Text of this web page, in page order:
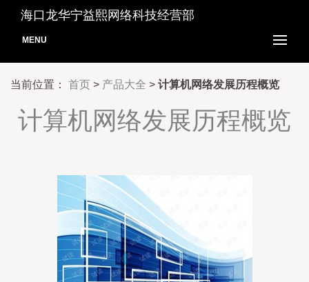
海口龙华宁益熙网络科技经营部
MENU
当前位置： 首页 > 产品大全 > 计算机网络发展历程概览
计算机网络发展历程概览